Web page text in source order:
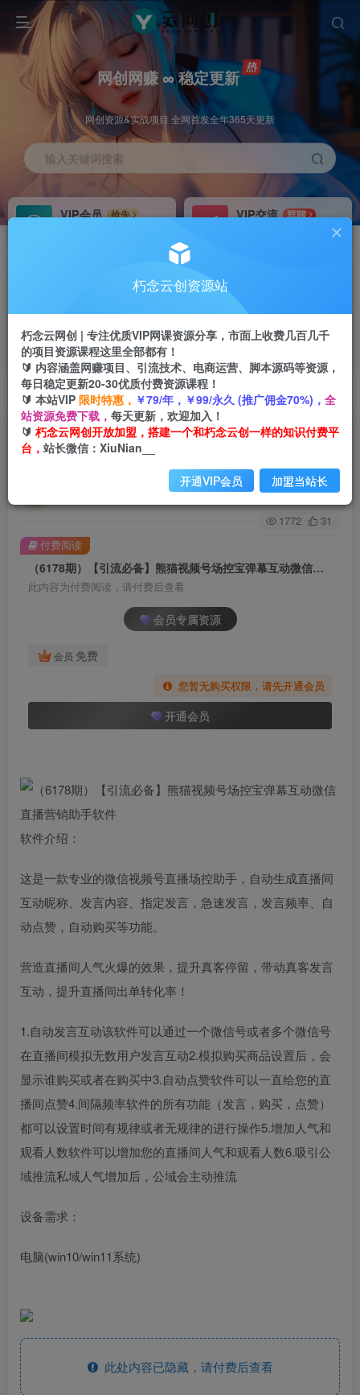
网创网赚 ∞ 稳定更新
网创资源&实战项目 全网首发全年365天更新
输入关键词搜索
VIP会员
抢先
VIP交流
群聊
研究探讨更多创业项目路子。
会员专属推广链接
四导航 导航
APP下载
GO
首页 创业课程 会员专属 正文
（6178期）【引流必备】熊猫视频号场控宝弹幕
互动微信直播营销助手软件
关注 私信
1772 31
（6178期）【引流必备】熊猫视频号场控宝弹幕互动微信直播营销助手软件
此内容为付费阅读，请付费后查看
会员专属资源
会员 免费
您暂无购买权限，请先开通会员
开通会员
付费阅读
软件介绍：
这是一款专业的微信视频号直播场控助手，自动生成直播间
互动昵称、发言内容、指定发言，急速发言，发言频率、自
动点赞，自动购买等功能。
营造直播间人气火爆的效果，提升真客停留，带动真客发言
互动，提升直播间出单转化率！
1.自动发言互动该软件可以通过一个微信号或者多个微信号
在直播间模拟无数用户发言互动2.模拟购买商品设置后，会
显示谁购买或者在购买中3.自动点赞软件可以一直给您的直
播间点赞4.间隔频率软件的所有功能（发言，购买，点赞）
都可以设置时间有规律或者无规律的进行操作5.增加人气和
观看人数软件可以增加您的直播间人气和观看人数6.吸引公
域推流私域人气增加后，公域会主动推流
设备需求：
电脑(win10/win11系统)
此处内容已隐藏，请付费后查看
朽念云创资源站
朽念云网创 | 专注优质VIP网课资源分享，市面上收费几百几千
的项目资源课程这里全部都有！
🔰 内容涵盖网赚项目、引流技术、电商运营、脚本源码等资源，
每日稳定更新20-30优质付费资源课程！
🔰 本站VIP 限时特惠， ￥79/年，￥99/永久 (推广佣金70%)， 全
站资源免费下载， 每天更新，欢迎加入！
🔰 朽念云网创开放加盟，搭建一个和朽念云创一样的知识付费平
台， 站长微信：XiuNian__
开通VIP会员 加盟当站长